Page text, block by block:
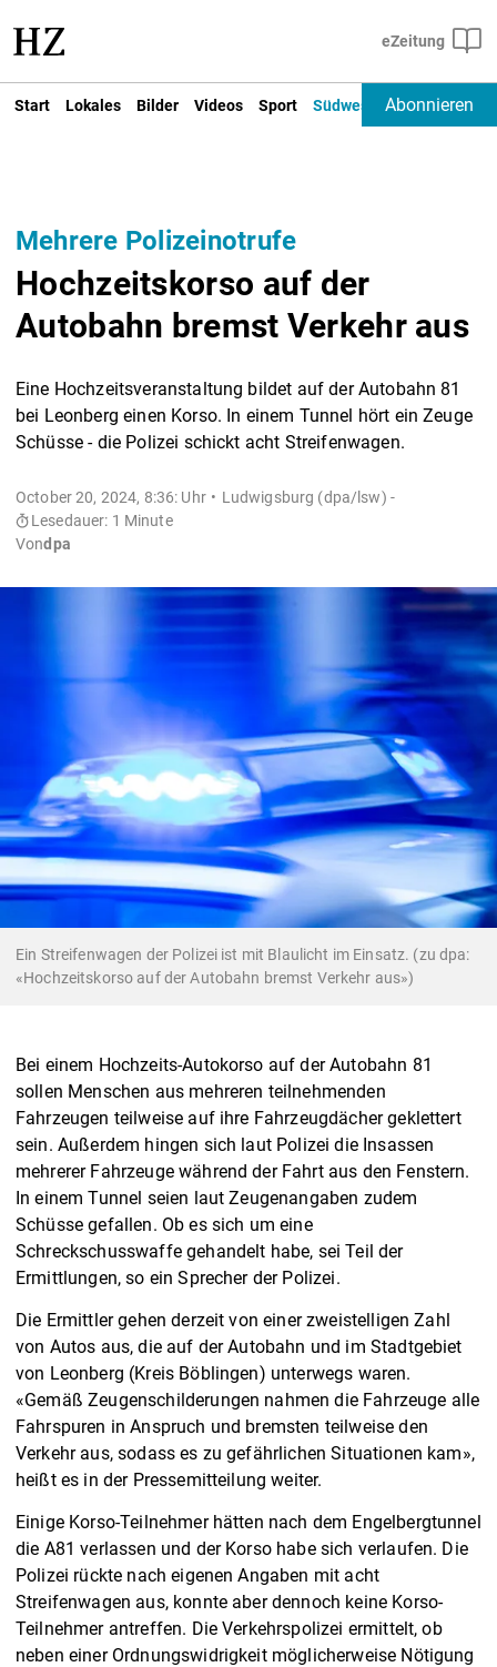
Start Lokales Bilder Videos Sport Südwest Deutschland
Abonnieren
Mehrere Polizeinotrufe
Hochzeitskorso auf der
Autobahn bremst Verkehr aus
Eine Hochzeitsveranstaltung bildet auf der Autobahn 81
bei Leonberg einen Korso. In einem Tunnel hört ein Zeuge
Schüsse - die Polizei schickt acht Streifenwagen.
October 20, 2024, 8:36: Uhr
Ludwigsburg (dpa/lsw) -
Lesedauer: 1 Minute
Vondpa
Ein Streifenwagen der Polizei ist mit Blaulicht im Einsatz. (zu dpa:
«Hochzeitskorso auf der Autobahn bremst Verkehr aus»)
Bei einem Hochzeits-Autokorso auf der Autobahn 81
sollen Menschen aus mehreren teilnehmenden
Fahrzeugen teilweise auf ihre Fahrzeugdächer geklettert
sein. Außerdem hingen sich laut Polizei die Insassen
mehrerer Fahrzeuge während der Fahrt aus den Fenstern.
In einem Tunnel seien laut Zeugenangaben zudem
Schüsse gefallen. Ob es sich um eine
Schreckschusswaffe gehandelt habe, sei Teil der
Ermittlungen, so ein Sprecher der Polizei.
Die Ermittler gehen derzeit von einer zweistelligen Zahl
von Autos aus, die auf der Autobahn und im Stadtgebiet
von Leonberg (Kreis Böblingen) unterwegs waren.
«Gemäß Zeugenschilderungen nahmen die Fahrzeuge alle
Fahrspuren in Anspruch und bremsten teilweise den
Verkehr aus, sodass es zu gefährlichen Situationen kam»,
heißt es in der Pressemitteilung weiter.
Einige Korso-Teilnehmer hätten nach dem Engelbergtunnel
die A81 verlassen und der Korso habe sich verlaufen. Die
Polizei rückte nach eigenen Angaben mit acht
Streifenwagen aus, konnte aber dennoch keine Korso-
Teilnehmer antreffen. Die Verkehrspolizei ermittelt, ob
neben einer Ordnungswidrigkeit möglicherweise Nötigung